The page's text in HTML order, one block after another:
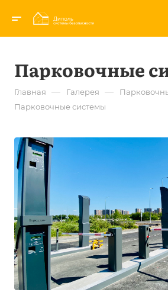
Парковочные
Главная — Галерея —
Парковочные системы